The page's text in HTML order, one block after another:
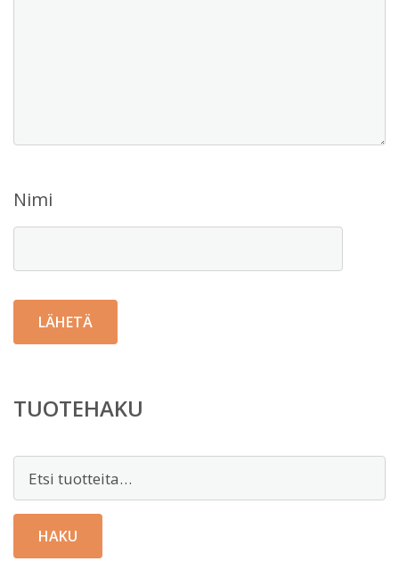
Nimi
TUOTEHAKU
HAKU